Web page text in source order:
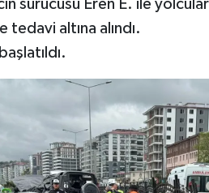
sürücüsü Eren E. ile
tedavi altına alındı.